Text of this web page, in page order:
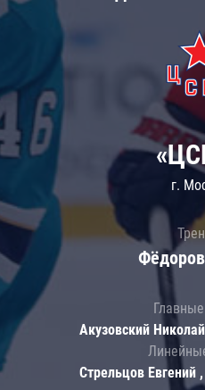
г.
Акузовский
Стрельцов Евгений